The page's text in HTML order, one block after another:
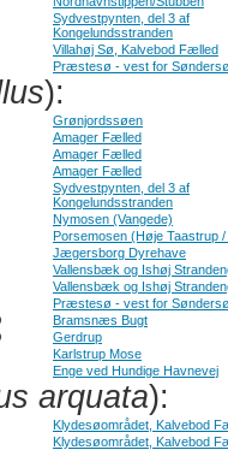
Sydvestpynten, del 3 af
Kongelundsstranden
Villahøj Sø, Kalvebod Fælled
Præstesø - vest for
):
Grønjordssøen
Amager Fælled
Amager Fælled
Amager Fælled
Sydvestpynten, del 3 af
Kongelundsstranden
Nymosen (Vangede)
Porsemosen (Høje Taastrup /
Jægersborg Dyrehave
Vallensbæk og Ishøj
Vallensbæk og Ishøj
Præstesø - vest for
Bramsnæs Bugt
Gerdrup
Karlstrup Mose
Enge ved Hundige Havnevej
arquata):
Klydesøområdet, Kalvebod
Klydesøområdet, Kalvebod